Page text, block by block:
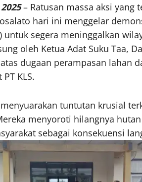
– Ratusan massa aksi yang
hari ini menggelar
untuk segera meninggalkan
oleh Ketua Adat Suku Taa,
dugaan perampasan lahan
KLS.
tuntutan krusial
menyoroti hilangnya
sebagai konsekuensi